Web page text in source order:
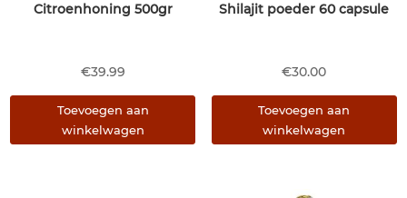
Citroenhoning 500gr
€39.99
Toevoegen aan
winkelwagen
Shilajit poeder 60 capsule
€30.00
Toevoegen aan
winkelwagen